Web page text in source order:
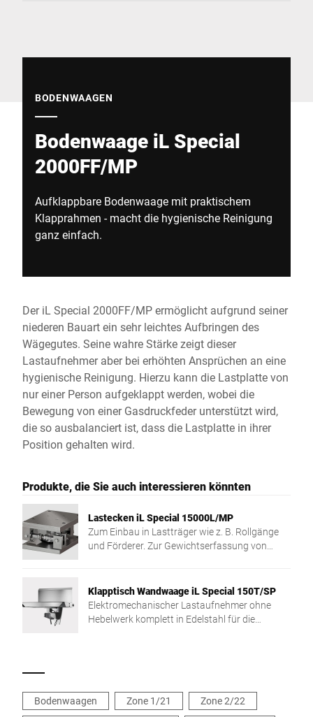
BODENWAAGEN
Bodenwaage iL Special
2000FF/MP
Aufklappbare Bodenwaage mit praktischem
Klapprahmen - macht die hygienische Reinigung
ganz einfach.
Der iL Special 2000FF/MP ermöglicht aufgrund seiner
niederen Bauart ein sehr leichtes Aufbringen des
Wägegutes. Seine wahre Stärke zeigt dieser
Lastaufnehmer aber bei erhöhten Ansprüchen an eine
hygienische Reinigung. Hierzu kann die Lastplatte von
nur einer Person aufgeklappt werden, wobei die
Bewegung von einer Gasdruckfeder unterstützt wird,
die so ausbalanciert ist, dass die Lastplatte in ihrer
Position gehalten wird.
Produkte, die Sie auch interessieren könnten
Lastecken iL Special 15000L/MP
Zum Einbau in Lastträger wie z. B. Rollgänge
und Förderer. Zur Gewichtserfassung von
Klapptisch Wandwaage iL Special 150T/SP
Elektromechanischer Lastaufnehmer ohne
Hebelwerk komplett in Edelstahl für die
Bodenwaagen Zone 1/21
Zone 2/22